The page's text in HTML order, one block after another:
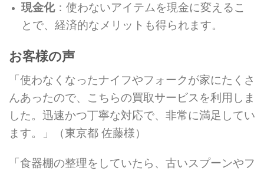
現金化：使わないアイテムを現金に変えるこ
とで、経済的なメリットも得られます。
お客様の声
「使わなくなったナイフやフォークが家にたくさ
んあったので、こちらの買取サービスを利用しま
した。迅速かつ丁寧な対応で、非常に満足してい
ます。」（東京都 佐藤様）
「食器棚の整理をしていたら、古いスプーンやフ